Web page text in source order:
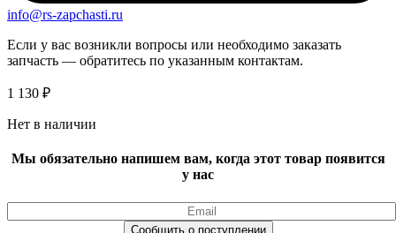
info@rs-zapchasti.ru
Если у вас возникли вопросы или необходимо заказать
запчасть — обратитесь по указанным контактам.
1 130 ₽
Нет в наличии
Мы обязательно напишем вам, когда этот товар появится
у нас